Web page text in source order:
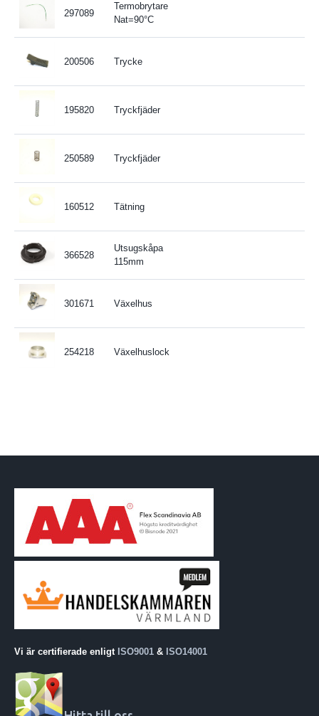
297089
Termobrytare
Nat=90°C
200506 Trycke
195820 Tryckfjäder
250589 Tryckfjäder
160512 Tätning
366528
Utsugskåpa
115mm
301671 Växelhus
254218 Växelhuslock
Vi är certifierade enligt ISO9001 & ISO14001